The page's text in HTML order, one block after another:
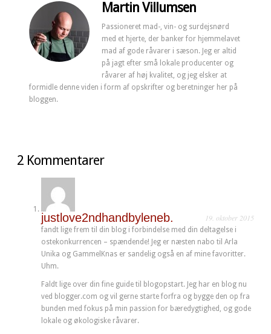
Martin Villumsen
Passioneret mad-, vin- og surdejsnørd
med et hjerte, der banker for hjemmelavet
mad af gode råvarer i sæson. Jeg er altid
på jagt efter små lokale producenter og
råvarer af høj kvalitet, og jeg elsker at
formidle denne viden i form af opskrifter og beretninger her på
bloggen.
2 Kommentarer
justlove2ndhandbyleneb. 19. oktober 2015
fandt lige frem til din blog i forbindelse med din deltagelse i
ostekonkurrencen – spændende! Jeg er næsten nabo til Arla
Unika og GammelKnas er sandelig også en af mine favoritter.
Uhm.
Faldt lige over din fine guide til blogopstart. Jeg har en blog nu
ved blogger.com og vil gerne starte forfra og bygge den op fra
bunden med fokus på min passion for bæredygtighed, og gode
lokale og økologiske råvarer.